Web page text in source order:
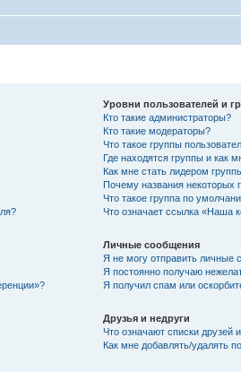
Уровни пользователей и
Кто такие администраторы?
Кто такие модераторы?
Что такое группы
Где находятся группы и как
Как мне стать лидером
Почему названия некоторых
Что такое группа по
Что означает ссылка «Наша
Личные сообщения
Я не могу отправить личные
Я постоянно получаю
Я получил спам или
Друзья и недруги
Что означают списки друзей
Как мне добавлять/удалять